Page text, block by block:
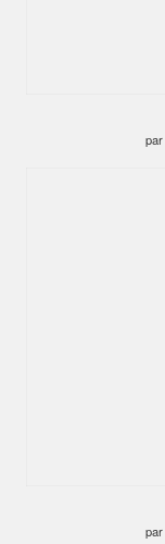
par
par